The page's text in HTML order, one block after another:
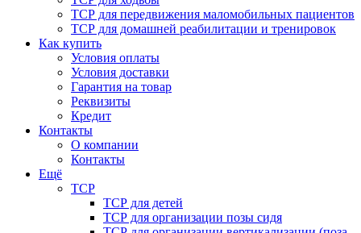
ТСР для передвижения маломобильных пациентов
ТСР для домашней реабилитации и тренировок
Как купить
Условия оплаты
Условия доставки
Гарантия на товар
Реквизиты
Кредит
Контакты
О компании
Контакты
Ещё
ТСР
ТСР для детей
ТСР для организации позы сидя